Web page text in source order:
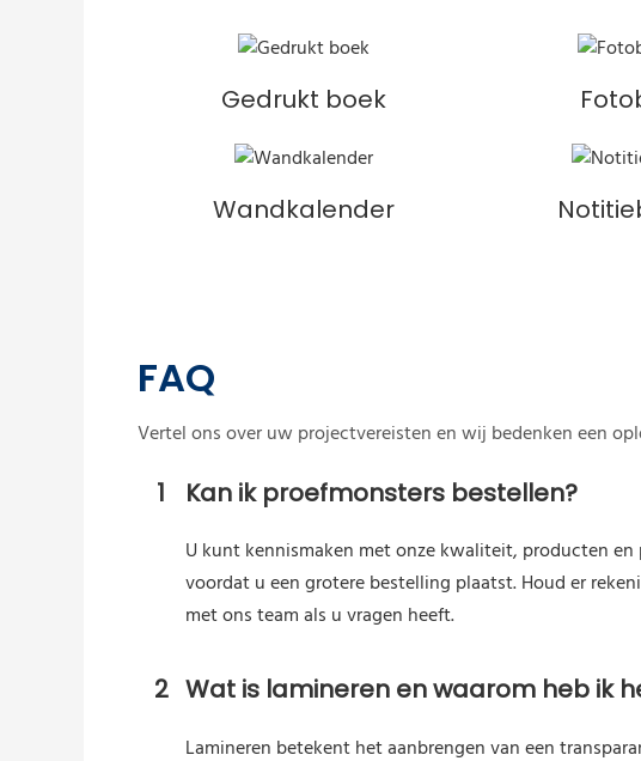
Gedrukt boek
Wandkalender
FAQ
Vertel ons over uw projectvereisten en wij bedenken een
1 Kan ik proefmonsters bestellen?
U kunt kennismaken met onze kwaliteit, producten
voordat u een grotere bestelling plaatst. Houd er
met ons team als u vragen heeft.
2 Wat is lamineren en waarom heb ik
Lamineren betekent het aanbrengen van een